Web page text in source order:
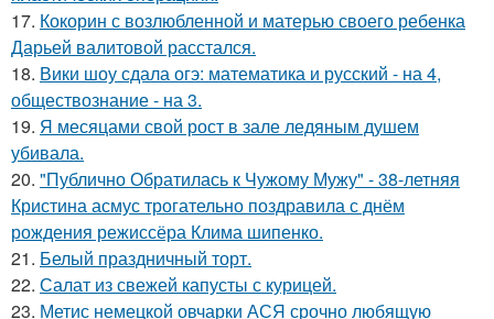
17. Кокорин с возлюбленной и матерью своего ребенка
Дарьей валитовой расстался.
18. Вики шоу сдала огэ: математика и русский - на 4,
обществознание - на 3.
19. Я месяцами свой рост в зале ледяным душем
убивала.
20. "Публично Обратилась к Чужому Мужу" - 38-летняя
Кристина асмус трогательно поздравила с днём
рождения режиссёра Клима шипенко.
21. Белый праздничный торт.
22. Салат из свежей капусты с курицей.
23. Метис немецкой овчарки АСЯ срочно любящую